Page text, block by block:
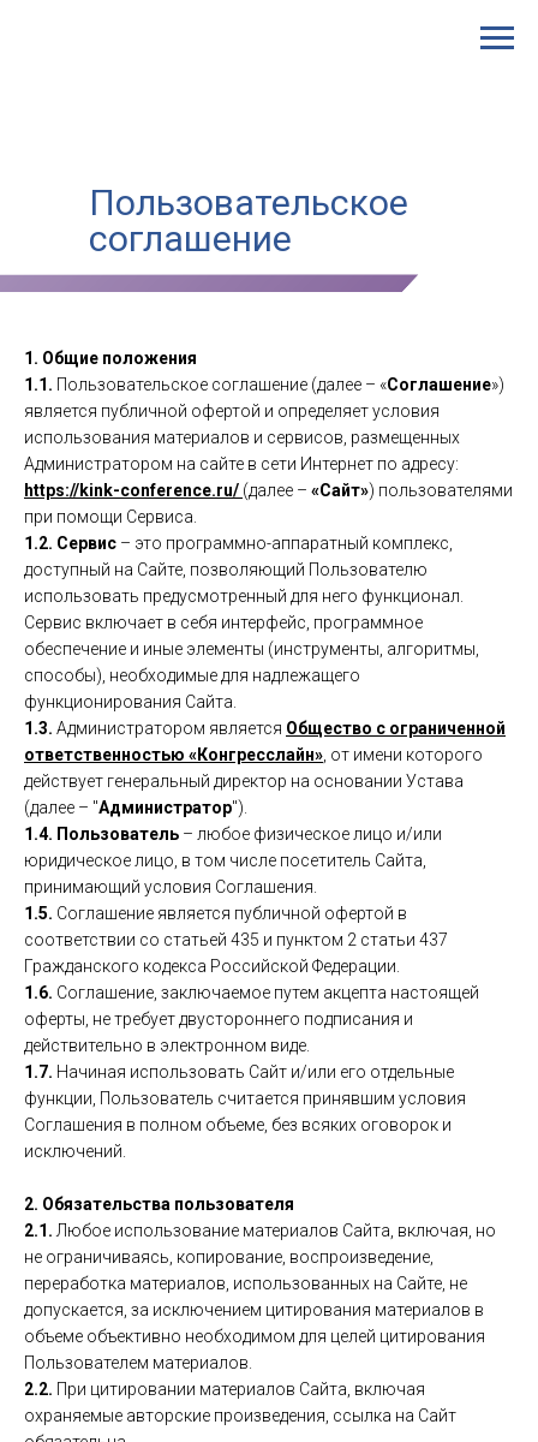
Пользовательское
соглашение
1. Общие положения
1.1. Пользовательское соглашение (далее – «Соглашение»)
является публичной офертой и определяет условия
использования материалов и сервисов, размещенных
Администратором на сайте в сети Интернет по адресу:
https://kink-conference.ru/ (далее – «Сайт») пользователями
при помощи Сервиса.
1.2. Сервис – это программно-аппаратный комплекс,
доступный на Сайте, позволяющий Пользователю
использовать предусмотренный для него функционал.
Сервис включает в себя интерфейс, программное
обеспечение и иные элементы (инструменты, алгоритмы,
способы), необходимые для надлежащего
функционирования Сайта.
1.3. Администратором является Общество с ограниченной
ответственностью «Конгресслайн» , от имени которого
действует генеральный директор на основании Устава
(далее – "Администратор").
1.4. Пользователь – любое физическое лицо и/или
юридическое лицо, в том числе посетитель Сайта,
принимающий условия Соглашения.
1.5. Соглашение является публичной офертой в
соответствии со статьей 435 и пунктом 2 статьи 437
Гражданского кодекса Российской Федерации.
1.6. Соглашение, заключаемое путем акцепта настоящей
оферты, не требует двустороннего подписания и
действительно в электронном виде.
1.7. Начиная использовать Сайт и/или его отдельные
функции, Пользователь считается принявшим условия
Соглашения в полном объеме, без всяких оговорок и
исключений.
2. Обязательства пользователя
2.1. Любое использование материалов Сайта, включая, но
не ограничиваясь, копирование, воспроизведение,
переработка материалов, использованных на Сайте, не
допускается, за исключением цитирования материалов в
объеме объективно необходимом для целей цитирования
Пользователем материалов.
2.2. При цитировании материалов Сайта, включая
охраняемые авторские произведения, ссылка на Сайт